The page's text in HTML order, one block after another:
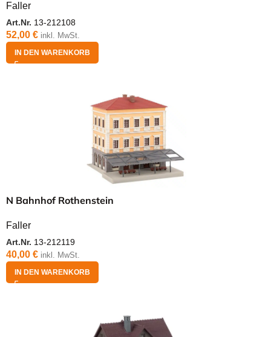
Faller
Art.Nr. 13-212108
52,00 € inkl. MwSt.
IN DEN WARENKORB
N Bahnhof Rothenstein
Faller
Art.Nr. 13-212119
40,00 € inkl. MwSt.
IN DEN WARENKORB